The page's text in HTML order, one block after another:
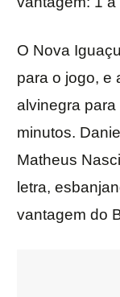
O Nova
para o jogo, e
alvinegra
minutos.
Matheus
letra,
vantagem do